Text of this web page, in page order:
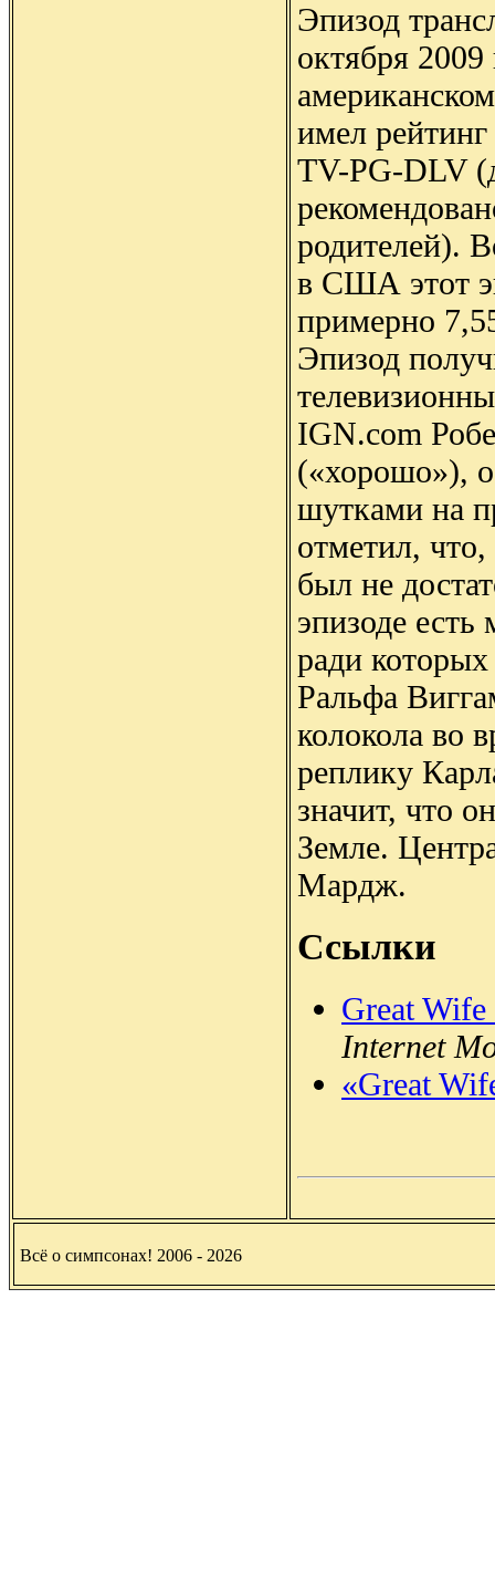
Эпизод
октября
имел
TV-PG-DLV
родителей).
в США этот
примерно
Эпизод
IGN.com
(«хорошо»),
шутками на
отметил,
был не
эпизоде
ради
Ральфа
колокола во
реплику
значит, что
Земле.
Мардж.
Ссылки
Great Wife
Internet
«Great
Всё о симпсонах! 2006 - 2026